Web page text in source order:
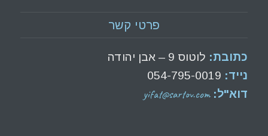
פרטי קשר
כתובת: לוטוס 9 – אבן יהודה
נייד: 054-795-0019
דוא"ל:yifat@sartov.com